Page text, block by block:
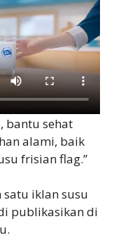
bantu sehat
alami, baik
frisian flag.”
iklan susu
publikasikan di